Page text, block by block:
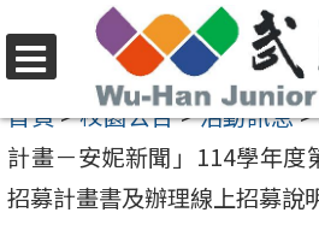
至
要
內
選
單
首頁>校園公告>活動訊息>
計畫－安妮新聞」114學年度
招募計畫書及辦理線上招募說